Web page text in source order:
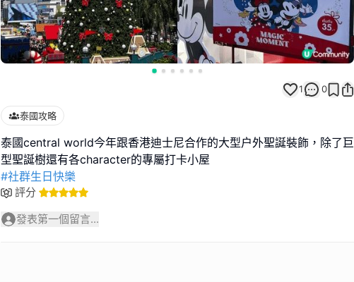
1 0
泰國攻略
泰國central world今年跟香港迪士尼合作的大型户外聖誕裝飾，除了巨
#社群生日快樂
評分
發表第一個留言...